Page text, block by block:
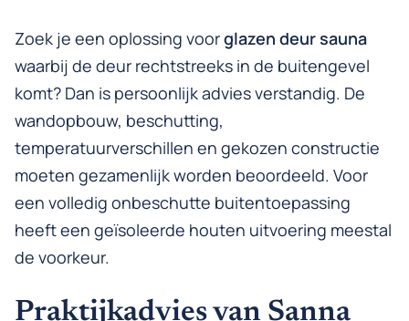
Zoek je een oplossing voorglazen deur sauna
waarbij de deur rechtstreeks in de buitengevel
komt? Dan is persoonlijk advies verstandig. De
wandopbouw, beschutting,
temperatuurverschillen en gekozen constructie
moeten gezamenlijk worden beoordeeld. Voor
een volledig onbeschutte buitentoepassing
heeft een geïsoleerde houten uitvoering meestal
de voorkeur.
Praktijkadvies van Sanna